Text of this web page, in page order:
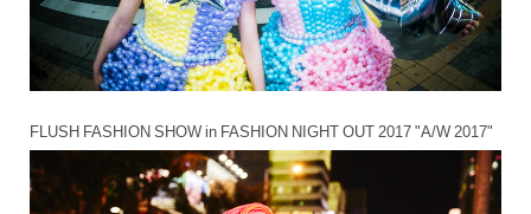
FLUSH FASHION SHOW in FASHION NIGHT OUT 2017 "A/W 2017"